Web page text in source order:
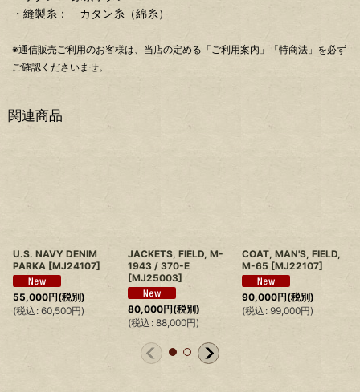
・縫製糸： カタン糸（綿糸）
※通信販売ご利用のお客様は、当店の定める「ご利用案内」「特商法」を必ず
ご確認くださいませ。
関連商品
U.S. NAVY DENIM
PARKA [MJ24107]
55,000円(税別)
(税込 : 60,500円)
JACKETS, FIELD, M-
1943 / 370-E
[MJ25003]
80,000円(税別)
(税込 : 88,000円)
COAT, MAN'S, FIELD,
M-65 [MJ22107]
90,000円(税別)
(税込 : 99,000円)